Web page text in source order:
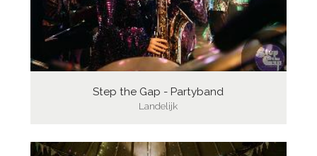
Step the Gap - Partyband
Landelijk